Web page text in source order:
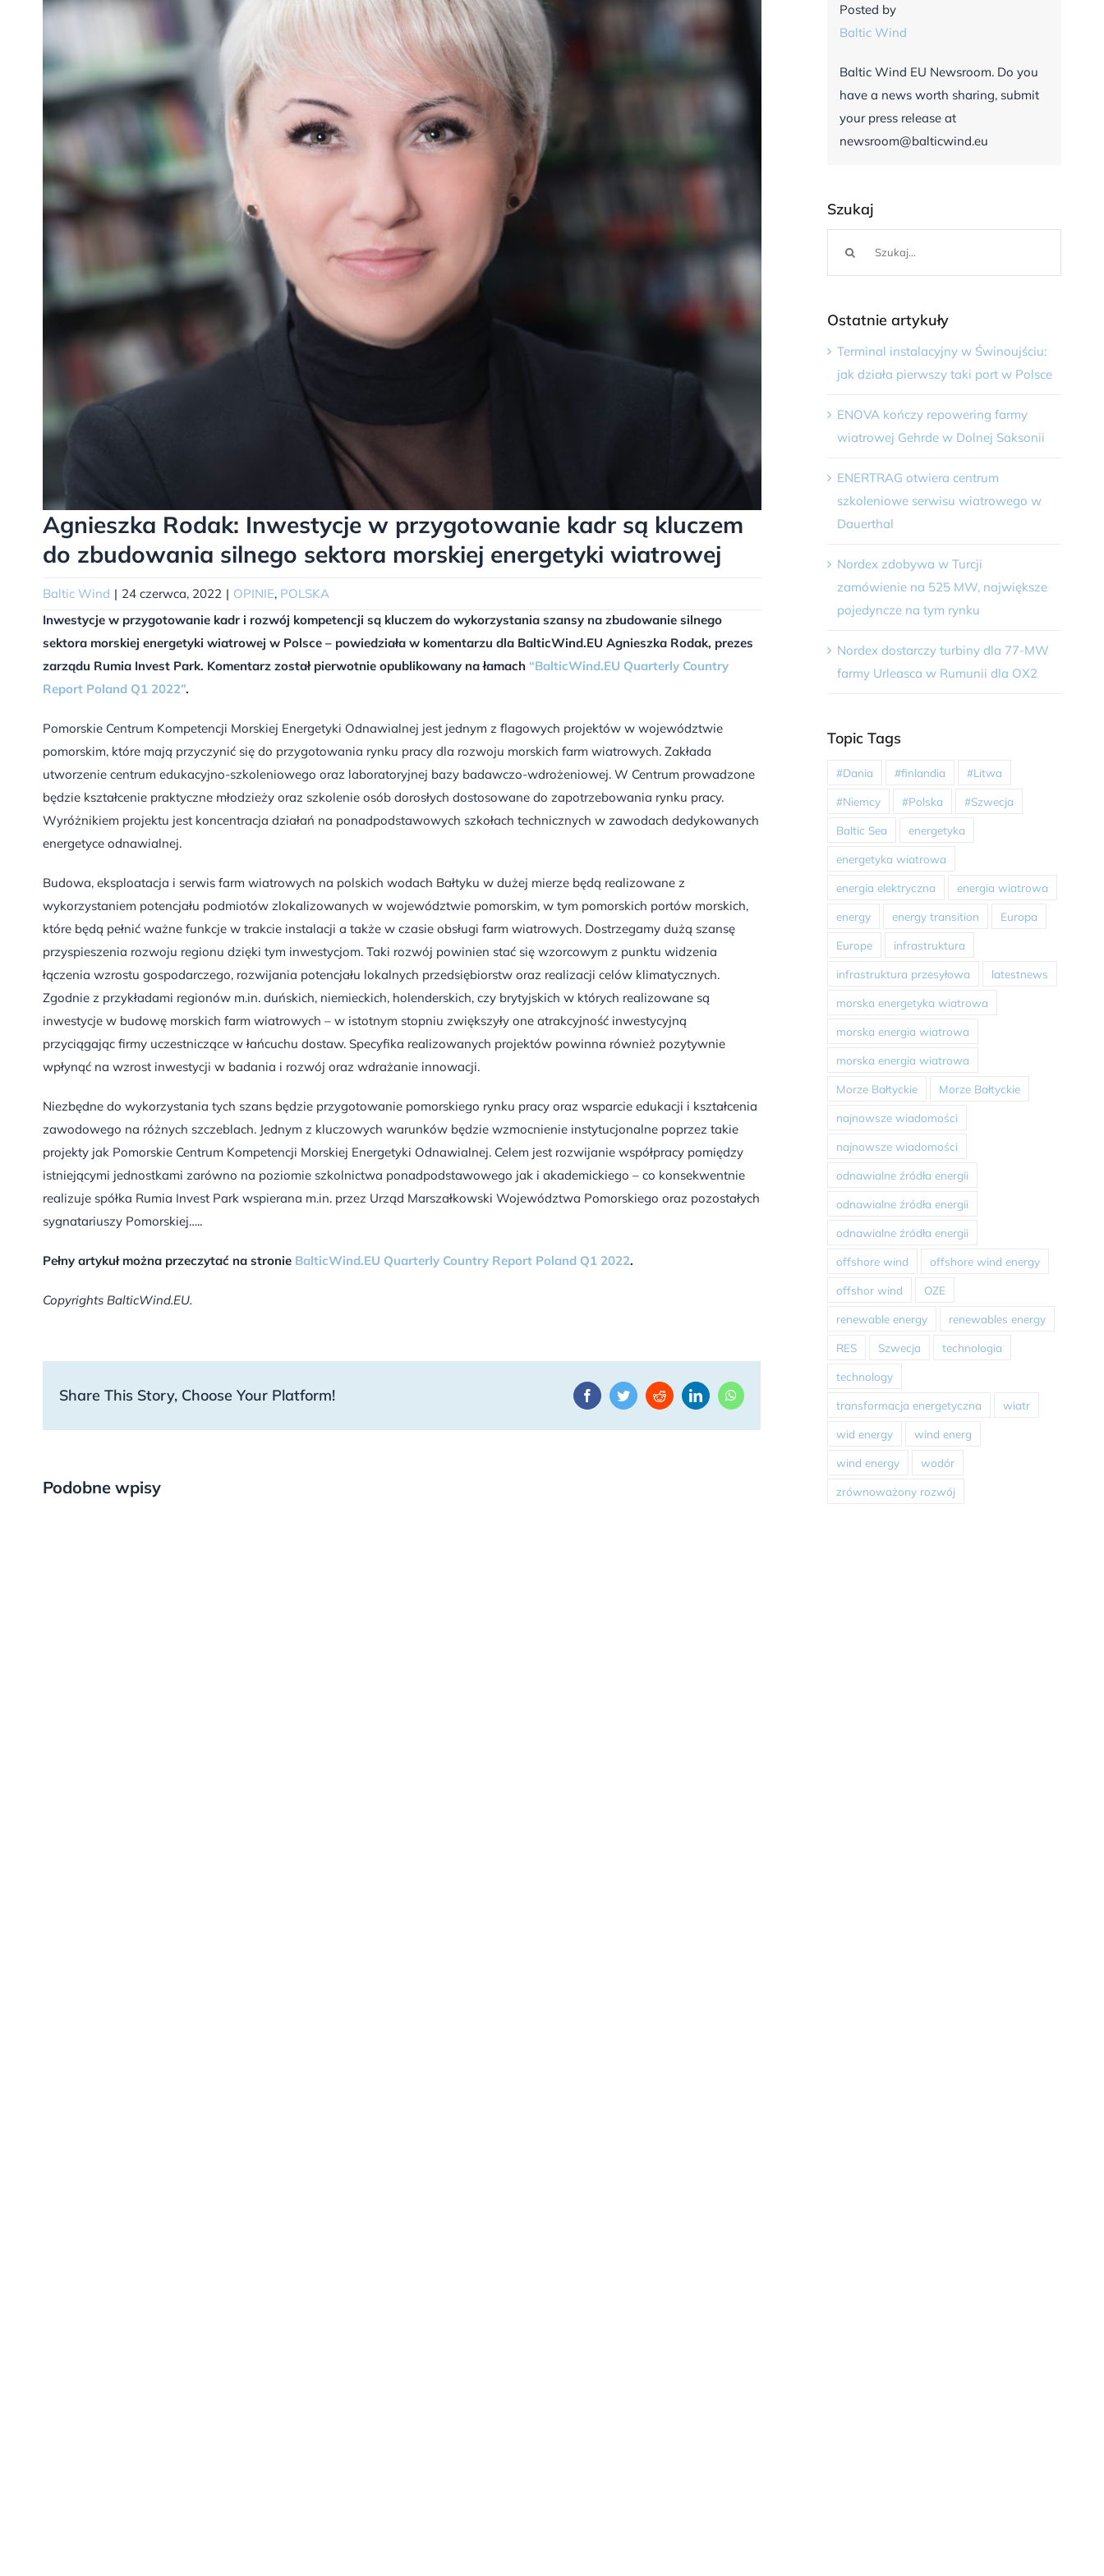
Agnieszka Rodak: Inwestycje w przygotowanie kadr są kluczem
do zbudowania silnego sektora morskiej energetyki wiatrowej
Baltic Wind | 24 czerwca, 2022 | OPINIE, POLSKA
Inwestycje w przygotowanie kadr i rozwój kompetencji są kluczem do wykorzystania szansy na zbudowanie silnego
sektora morskiej energetyki wiatrowej w Polsce – powiedziała w komentarzu dla BalticWind.EU Agnieszka Rodak, prezes
zarządu Rumia Invest Park. Komentarz został pierwotnie opublikowany na łamach “BalticWind.EU Quarterly Country
Report Poland Q1 2022”.
Pomorskie Centrum Kompetencji Morskiej Energetyki Odnawialnej jest jednym z flagowych projektów w województwie
pomorskim, które mają przyczynić się do przygotowania rynku pracy dla rozwoju morskich farm wiatrowych. Zakłada
utworzenie centrum edukacyjno-szkoleniowego oraz laboratoryjnej bazy badawczo-wdrożeniowej. W Centrum prowadzone
będzie kształcenie praktyczne młodzieży oraz szkolenie osób dorosłych dostosowane do zapotrzebowania rynku pracy.
Wyróżnikiem projektu jest koncentracja działań na ponadpodstawowych szkołach technicznych w zawodach dedykowanych
energetyce odnawialnej.
Budowa, eksploatacja i serwis farm wiatrowych na polskich wodach Bałtyku w dużej mierze będą realizowane z
wykorzystaniem potencjału podmiotów zlokalizowanych w województwie pomorskim, w tym pomorskich portów morskich,
które będą pełnić ważne funkcje w trakcie instalacji a także w czasie obsługi farm wiatrowych. Dostrzegamy dużą szansę
przyspieszenia rozwoju regionu dzięki tym inwestycjom. Taki rozwój powinien stać się wzorcowym z punktu widzenia
łączenia wzrostu gospodarczego, rozwijania potencjału lokalnych przedsiębiorstw oraz realizacji celów klimatycznych.
Zgodnie z przykładami regionów m.in. duńskich, niemieckich, holenderskich, czy brytyjskich w których realizowane są
inwestycje w budowę morskich farm wiatrowych – w istotnym stopniu zwiększyły one atrakcyjność inwestycyjną
przyciągając firmy uczestniczące w łańcuchu dostaw. Specyfika realizowanych projektów powinna również pozytywnie
wpłynąć na wzrost inwestycji w badania i rozwój oraz wdrażanie innowacji.
Niezbędne do wykorzystania tych szans będzie przygotowanie pomorskiego rynku pracy oraz wsparcie edukacji i kształcenia
zawodowego na różnych szczeblach. Jednym z kluczowych warunków będzie wzmocnienie instytucjonalne poprzez takie
projekty jak Pomorskie Centrum Kompetencji Morskiej Energetyki Odnawialnej. Celem jest rozwijanie współpracy pomiędzy
istniejącymi jednostkami zarówno na poziomie szkolnictwa ponadpodstawowego jak i akademickiego – co konsekwentnie
realizuje spółka Rumia Invest Park wspierana m.in. przez Urząd Marszałkowski Województwa Pomorskiego oraz pozostałych
sygnatariuszy Pomorskiej…..
Pełny artykuł można przeczytać na stronie BalticWind.EU Quarterly Country Report Poland Q1 2022.
Copyrights BalticWind.EU.
Share This Story, Choose Your Platform! FacebookTwitterRedditLinkedInWhatsApp
Podobne wpisy
Posted by
Baltic Wind
Baltic Wind EU Newsroom. Do you
have a news worth sharing, submit
your press release at
newsroom@balticwind.eu
Szukaj
Ostatnie artykuły
Terminal instalacyjny w Świnoujściu:
jak działa pierwszy taki port w Polsce
ENOVA kończy repowering farmy
wiatrowej Gehrde w Dolnej Saksonii
ENERTRAG otwiera centrum
szkoleniowe serwisu wiatrowego w
Dauerthal
Nordex zdobywa w Turcji
zamówienie na 525 MW, największe
pojedyncze na tym rynku
Nordex dostarczy turbiny dla 77-MW
farmy Urleasca w Rumunii dla OX2
Topic Tags
#Dania #finlandia #Litwa
#Niemcy #Polska #Szwecja
Baltic Sea energetyka
energetyka wiatrowa
energia elektryczna energia wiatrowa
energy energy transition Europa
Europe infrastruktura
infrastruktura przesyłowa latestnews
morska energetyka wiatrowa
morska energia wiatrowa
morska energia wiatrowa
Morze Bałtyckie Morze Bałtyckie
najnowsze wiadomości
najnowsze wiadomości
odnawialne źródła energii
odnawialne źródła energii
odnawialne źródła energii
offshore wind offshore wind energy
offshor wind OZE
renewable energy renewables energy
RES Szwecja technologia
technology
transformacja energetyczna wiatr
wid energy wind energ
wind energy wodór
zrównoważony rozwój